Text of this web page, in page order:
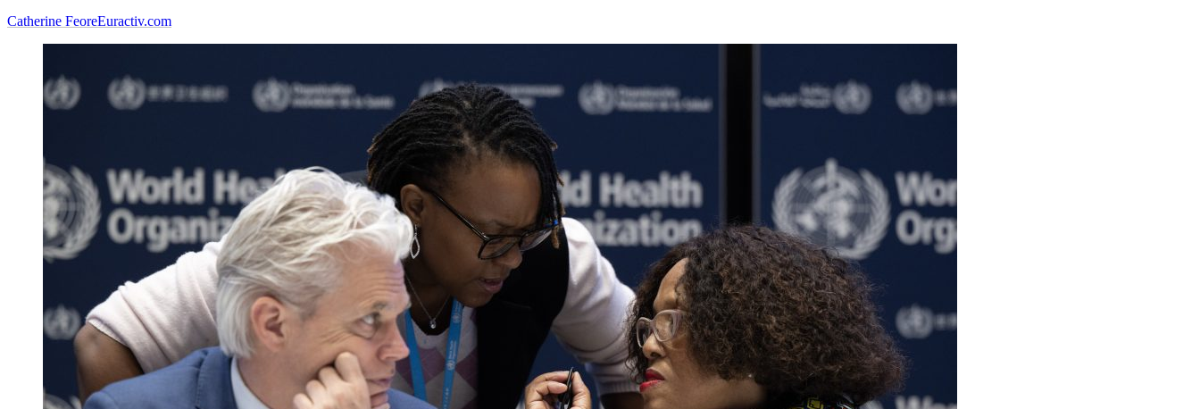
Catherine FeoreEuractiv.com